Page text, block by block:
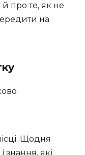
й про те, як не
на
Щодня
знання, які